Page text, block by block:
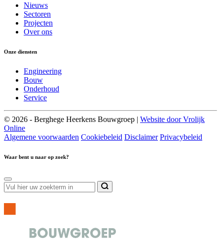
Nieuws
Sectoren
Projecten
Over ons
Onze diensten
Engineering
Bouw
Onderhoud
Service
© 2026 - Berghege Heerkens Bouwgroep | Website door Vrolijk
Online
Algemene voorwaarden Cookiebeleid Disclaimer Privacybeleid
Waar bent u naar op zoek?